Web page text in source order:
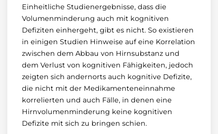
Einheitliche Studienergebnisse, dass die
Volumenminderung auch mit kognitiven
Defiziten einhergeht, gibt es nicht. So existieren
in einigen Studien Hinweise auf eine Korrelation
zwischen dem Abbau von Hirnsubstanz und
dem Verlust von kognitiven Fähigkeiten, jedoch
zeigten sich andernorts auch kognitive Defizite,
die nicht mit der Medikamenteneinnahme
korrelierten und auch Fälle, in denen eine
Hirnvolumenminderung keine kognitiven
Defizite mit sich zu bringen schien.